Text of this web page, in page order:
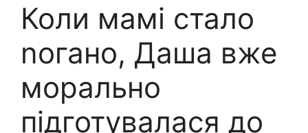
Коли мамі стало
nогано, Даша вже
морально
підготувалася до